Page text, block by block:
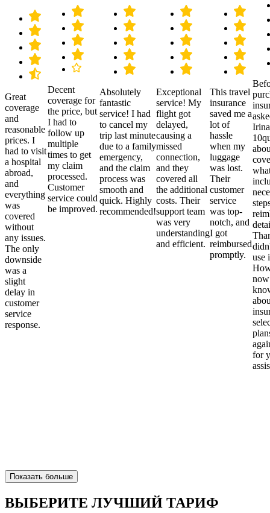
Great
coverage
and
reasonable
prices. I
had to visit
a hospital
abroad,
and
everything
was
covered
without
any issues.
The only
downside
was a
slight
delay in
customer
service
response.
Decent
coverage for
the price, but
I had to
follow up
multiple
times to get
my claim
processed.
Customer
service could
be improved.
Absolutely
fantastic
service! I had
to cancel my
trip last minute
due to a family
emergency,
and the claim
process was
smooth and
quick. Highly
recommended!
Exceptional
service! My
flight got
delayed,
causing a
missed
connection,
and they
covered all
the additional
costs. Their
support team
was very
understanding
and efficient.
This travel
insurance
saved me a
lot of
hassle
when my
luggage
was lost.
Their
customer
service
was top-
notch, and
I got
reimbursed
promptly.
use
for
Показать больше
ВЫБЕРИТЕ ЛУЧШИЙ ТАРИФ